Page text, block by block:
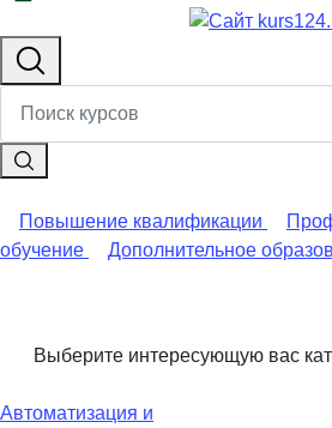
Повышение квалификации
обучение
Дополнительное
Выберите интересующую вас
Автоматизация и